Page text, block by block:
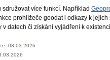
více funkcí. Například
prohlížeče geodat i odkazy k
v datech či získání vyjádření k
03.03.2026